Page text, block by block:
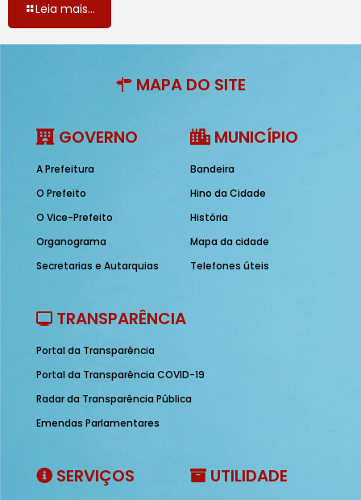
Leia mais...
MAPA DO SITE
GOVERNO
A Prefeitura
O Prefeito
O Vice-Prefeito
Organograma
Secretarias e Autarquias
MUNICÍPIO
Bandeira
Hino da Cidade
História
Mapa da cidade
Telefones úteis
TRANSPARÊNCIA
Portal da Transparência
Portal da Transparência COVID-19
Radar da Transparência Pública
Emendas Parlamentares
SERVIÇOS UTILIDADE